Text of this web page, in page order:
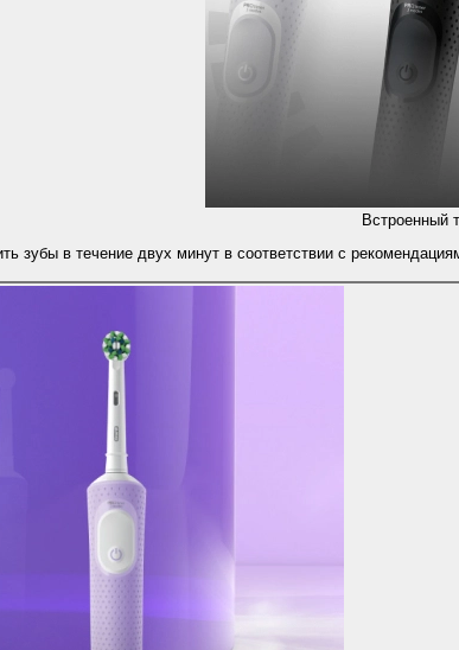
Встроенный
зубы в течение двух минут в соответствии с